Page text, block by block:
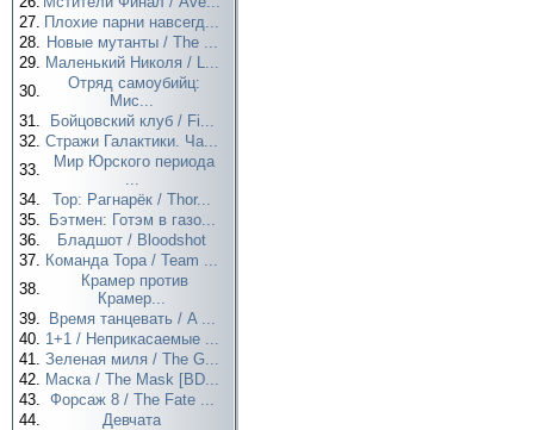
27. Плохие парни навсегд...
28. Новые мутанты / The ...
29. Маленький Николя / L...
30.
Отряд самоубийц:
Мис...
31.
Бойцовский клуб / Fi...
32. Стражи Галактики. Ча...
33.
Мир Юрского периода
...
34.
Тор: Рагнарёк / Thor...
35.
Бэтмен: Готэм в газо...
36.
Бладшот / Bloodshot
37. Команда Тора / Team ...
38.
Крамер против
Крамер...
39.
Время танцевать / A ...
40. 1+1 / Неприкасаемые ...
41. Зеленая миля / The G...
42. Маска / The Mask [BD...
43. Форсаж 8 / The Fate ...
44.
Девчата